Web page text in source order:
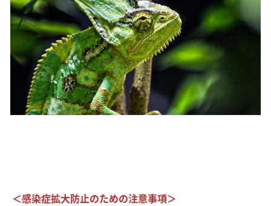
＜感染症拡大防止のための注意事項＞